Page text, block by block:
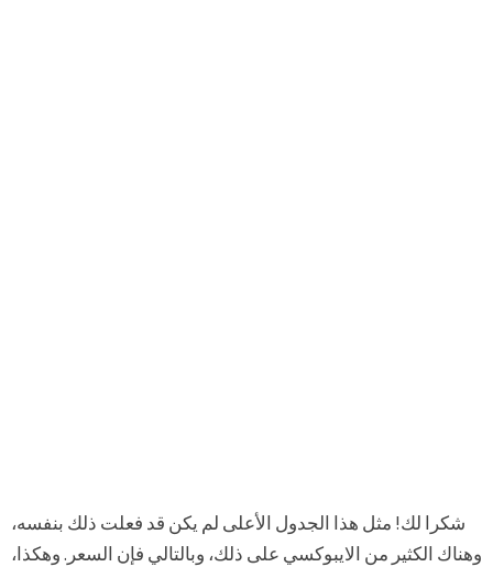
شكرا لك! مثل هذا الجدول الأعلى لم يكن قد فعلت ذلك بنفسه،
وهناك الكثير من الايبوكسي على ذلك، وبالتالي فإن السعر. وهكذا،